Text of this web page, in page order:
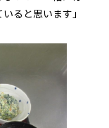
ると思います」